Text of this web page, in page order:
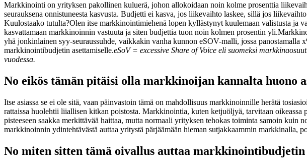
Markkinointi on yrityksen pakollinen kuluerä, johon allokoidaan noin kolme prosenttia
seurauksena onnistuneesta kasvusta. Budjetti ei kasva, jos liikevaihto laskee, sillä jos
Kuulostaako tutulta?Olen itse markkinointimiehenä lopen kyllästynyt kuulemaan valistusta ja
kasvattamaan markkinoinnin vastuuta ja siten budjettia tuon noin kolmen prosentin yli.
yhä jonkinlainen syy-seuraussuhde, vaikkakin vanha kunnon eSOV-malli, jossa
markkinointibudjetin asettamiselle.eSoV = excessive Share of Voice eli suomeksi
vuodessa.
No eikös tämän pitäisi olla markkinoijan kannalta huono
Itse asiassa se ei ole sitä, vaan päinvastoin tämä on mahdollisuus markkinoinnille herätä
rattaissa huolehtii liiallisen kitkan poistosta. Markkinointia, kuten ketjuöljyä, tarvitaan
pisteeseen saakka merkittävää haittaa, mutta normaali yrityksen tehokas toiminta samoin kuin
markkinoinnin ydintehtävästä auttaa yritystä pärjäämään hieman sutjakkaammin markkinalla,
No miten sitten tämä oivallus auttaa markkinointibudjetin